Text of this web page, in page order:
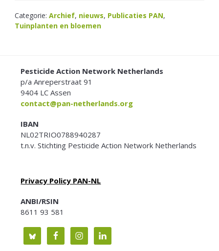
Categorie: Archief, nieuws, Publicaties PAN,
Tuinplanten en bloemen
FOOTERPesticide Action Network Netherlands
p/a Anreperstraat 91
9404 LC Assen
contact@pan-netherlands.org
IBAN
NL02TRIO0788940287
t.n.v. Stichting Pesticide Action Network Netherlands
Privacy Policy PAN-NL
ANBI/RSIN
8611 93 581